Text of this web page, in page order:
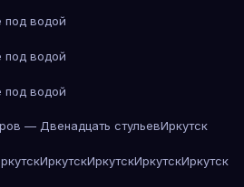
водой
водой
водой
— Двенадцать стульевИркутск
ИркутскИркутскИркутскИркутск